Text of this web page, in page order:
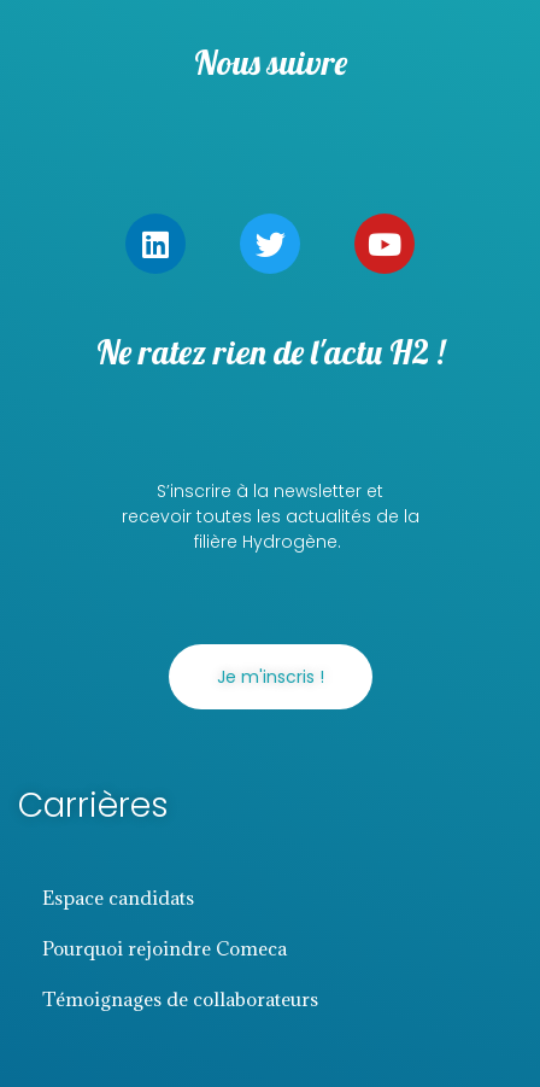
Nous suivre
Ne ratez rien de l'actu H2 !
S’inscrire à la newsletter et
recevoir toutes les actualités de la
filière Hydrogène.
Je m'inscris !
Carrières
Espace candidats
Pourquoi rejoindre Comeca
Témoignages de collaborateurs